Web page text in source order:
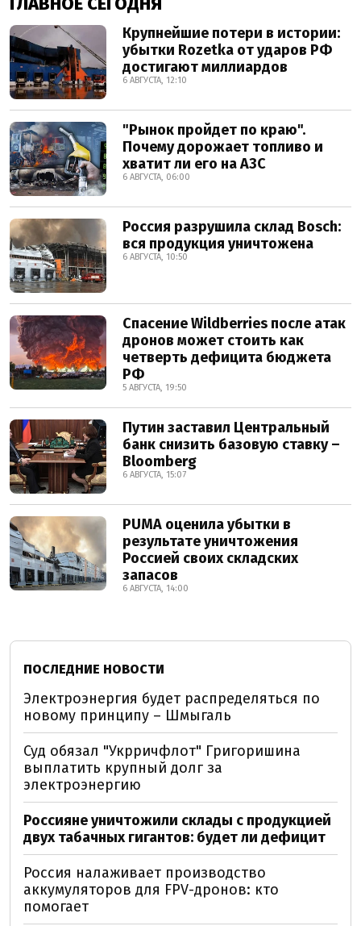
Крупнейшие потери в истории:
убытки Rozetka от ударов РФ
достигают миллиардов
6 АВГУСТА, 12:10
"Рынок пройдет по краю".
Почему дорожает топливо и
хватит ли его на АЗС
6 АВГУСТА, 06:00
Россия разрушила склад Bosch:
вся продукция уничтожена
6 АВГУСТА, 10:50
Спасение Wildberries после атак
дронов может стоить как
четверть дефицита бюджета
РФ
5 АВГУСТА, 19:50
Путин заставил Центральный
банк снизить базовую ставку –
Bloomberg
6 АВГУСТА, 15:07
PUMA оценила убытки в
результате уничтожения
Россией своих складских
запасов
6 АВГУСТА, 14:00
ПОСЛЕДНИЕ НОВОСТИ
Электроэнергия будет распределяться по
новому принципу – Шмыгаль
Суд обязал "Укрричфлот" Григоришина
выплатить крупный долг за
электроэнергию
Россияне уничтожили склады с продукцией
двух табачных гигантов: будет ли дефицит
Россия налаживает производство
аккумуляторов для FPV-дронов: кто
помогает